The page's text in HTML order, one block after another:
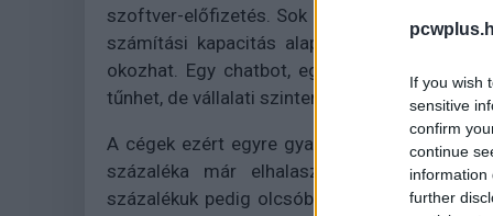
If you wish
sensitive
confirm
continue
information
further
szoftver-előfizetés. Sok modell tokenek,
számítási kapacitás alapján számláz, így a
okozhat. Egy chatbot, egy kódolósegéd
tűnhet, de vállalati szinten hamar komoly tétel
A cégek ezért egyre gyakrabban fékeznek.
százaléka már elhalasztott, szűkített
százalékuk pedig olcsóbb AI-modelleket is